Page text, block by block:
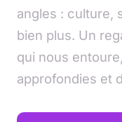
angles : culture,
bien plus. Un
qui nous
approfondies et